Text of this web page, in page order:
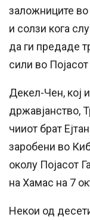
заложниците во
и солзи кога
да ги предаде
сили во Појасот
Декел-Чен, кој
државјанство,
чииот брат
заробени во
околу Појасот
на Хамас на 7
Некои од